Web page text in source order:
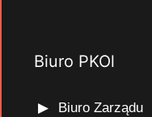
Biuro PKOl
Biuro Zarządu